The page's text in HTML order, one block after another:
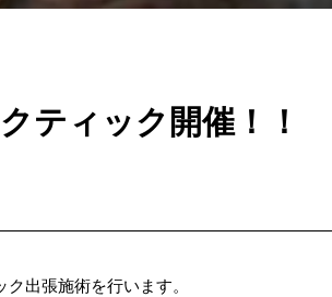
ティック開催！！
出張施術を行います。